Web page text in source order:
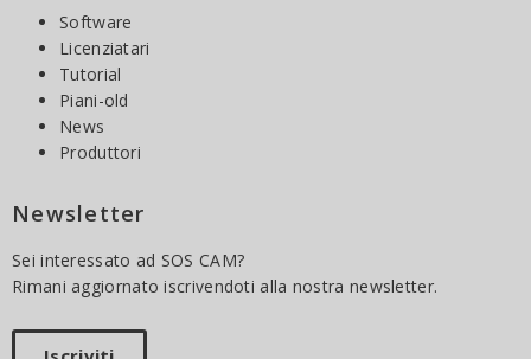
Software
Licenziatari
Tutorial
Piani-old
News
Produttori
Newsletter
Sei interessato ad SOS CAM?
Rimani aggiornato iscrivendoti alla nostra newsletter.